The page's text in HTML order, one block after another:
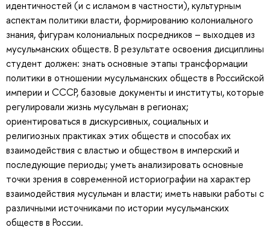
идентичностей (и с исламом в частности), культурным
аспектам политики власти, формированию колониального
знания, фигурам колониальных посредников – выходцев из
мусульманских обществ. В результате освоения дисциплины
студент должен: знать основные этапы трансформации
политики в отношении мусульманских обществ в Российской
империи и СССР, базовые документы и институты, которые
регулировали жизнь мусульман в регионах;
ориентироваться в дискурсивных, социальных и
религиозных практиках этих обществ и способах их
взаимодействия с властью и обществом в имперский и
последующие периоды; уметь анализировать основные
точки зрения в современной историографии на характер
взаимодействия мусульман и власти; иметь навыки работы с
различными источниками по истории мусульманских
обществ в России.